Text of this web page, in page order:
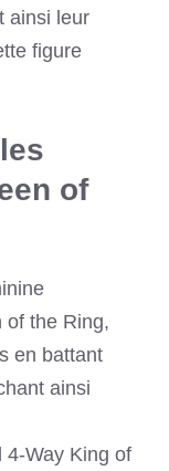
ainsi leur
figure
of
of the Ring,
en battant
ainsi
4-Way King of